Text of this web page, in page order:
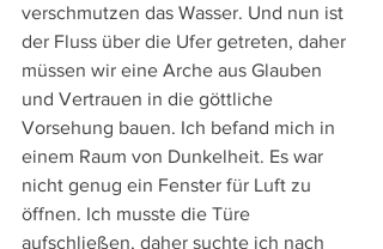
verschmutzen das Wasser. Und nun ist
der Fluss über die Ufer getreten, daher
müssen wir eine Arche aus Glauben
und Vertrauen in die göttliche
Vorsehung bauen. Ich befand mich in
einem Raum von Dunkelheit. Es war
nicht genug ein Fenster für Luft zu
öffnen. Ich musste die Türe
aufschließen, daher suchte ich nach